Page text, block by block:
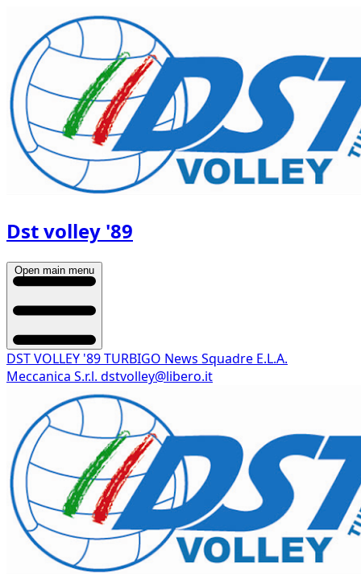
Dst volley '89
Open main menu
DST VOLLEY '89 TURBIGO News Squadre E.L.A.
Meccanica S.r.l. dstvolley@libero.it